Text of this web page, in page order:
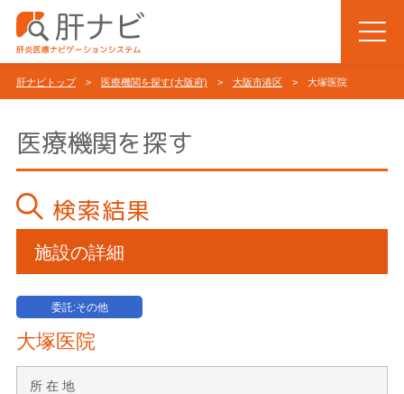
肝ナビトップ> 医療機関を探す(大阪府) > 大阪市港区 > 大塚医院
医療機関を探す
検索結果
施設の詳細
委託:その他
大塚医院
所 在 地